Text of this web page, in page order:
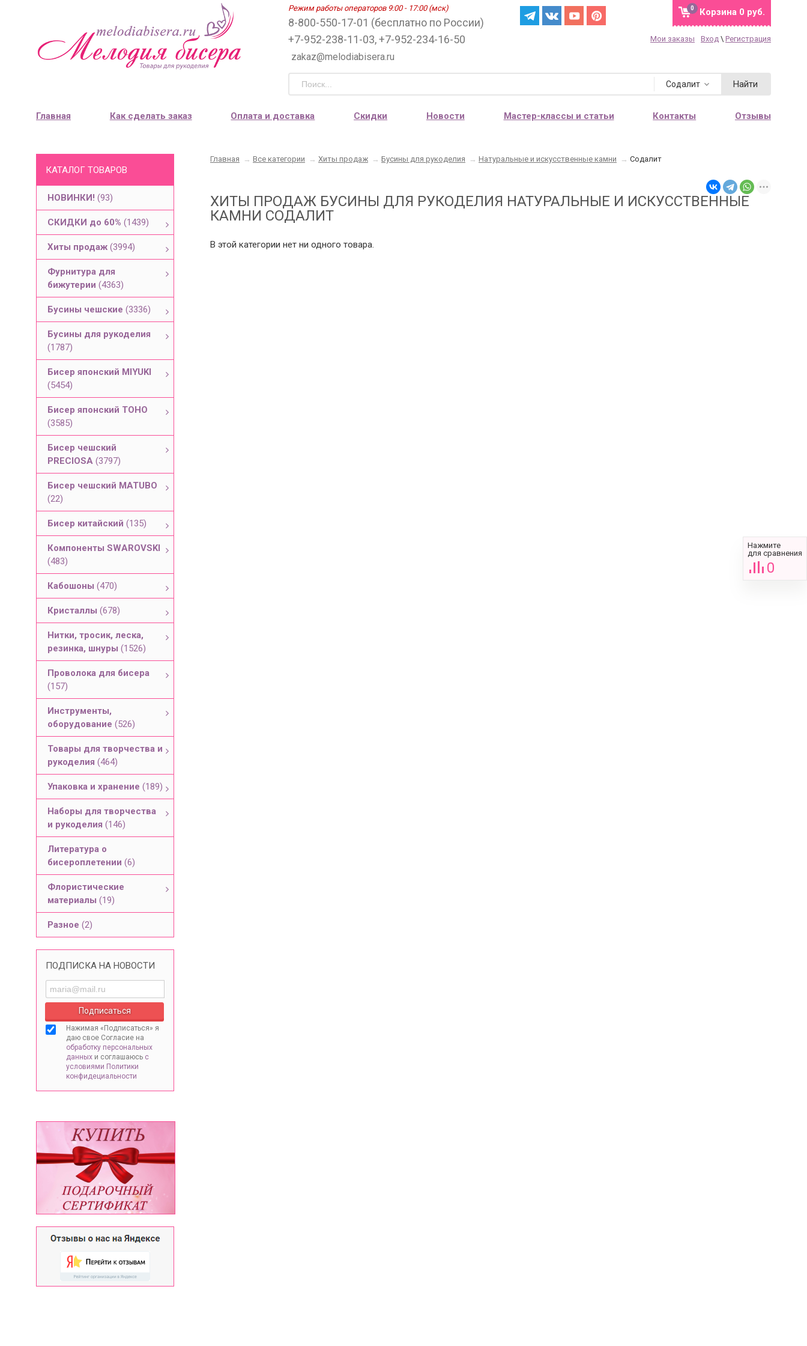
Режим работы операторов 9:00 - 17:00 (мск)
8-800-550-17-01 (бесплатно по России)
+7-952-238-11-03, +7-952-234-16-50
zakaz@melodiabisera.ru
Корзина 0 руб.
0
Мои заказы Вход \ Регистрация
Содалит Найти
Главная Как сделать заказ Оплата и доставка Скидки Новости Мастер-классы и статьи Контакты Отзывы
КАТАЛОГ ТОВАРОВ
НОВИНКИ! (93)
СКИДКИ до 60% (1439)
Хиты продаж (3994)
Фурнитура для
бижутерии (4363)
Бусины чешские (3336)
Бусины для рукоделия
(1787)
Бисер японский MIYUKI
(5454)
Бисер японский TOHO
(3585)
Бисер чешский
PRECIOSA (3797)
Бисер чешский MATUBO
(22)
Бисер китайский (135)
Компоненты SWAROVSKI
(483)
Кабошоны (470)
Кристаллы (678)
Нитки, тросик, леска,
резинка, шнуры (1526)
Проволока для бисера
(157)
Инструменты,
оборудование (526)
Товары для творчества и
рукоделия (464)
Упаковка и хранение (189)
Наборы для творчества
и рукоделия (146)
Литература о
бисероплетении (6)
Флористические
материалы (19)
Разное (2)
ПОДПИСКА НА НОВОСТИ
Нажимая «Подписаться» я
даю свое Согласие на
обработку персональных
данных и соглашаюсь с
условиями Политики
конфидециальности
Главная → Все категории → Хиты продаж → Бусины для рукоделия → Натуральные и искусственные камни → Содалит
ХИТЫ ПРОДАЖ БУСИНЫ ДЛЯ РУКОДЕЛИЯ НАТУРАЛЬНЫЕ И ИСКУССТВЕННЫЕ
КАМНИ СОДАЛИТ
В этой категории нет ни одного товара.
Нажмите
для сравнения
0